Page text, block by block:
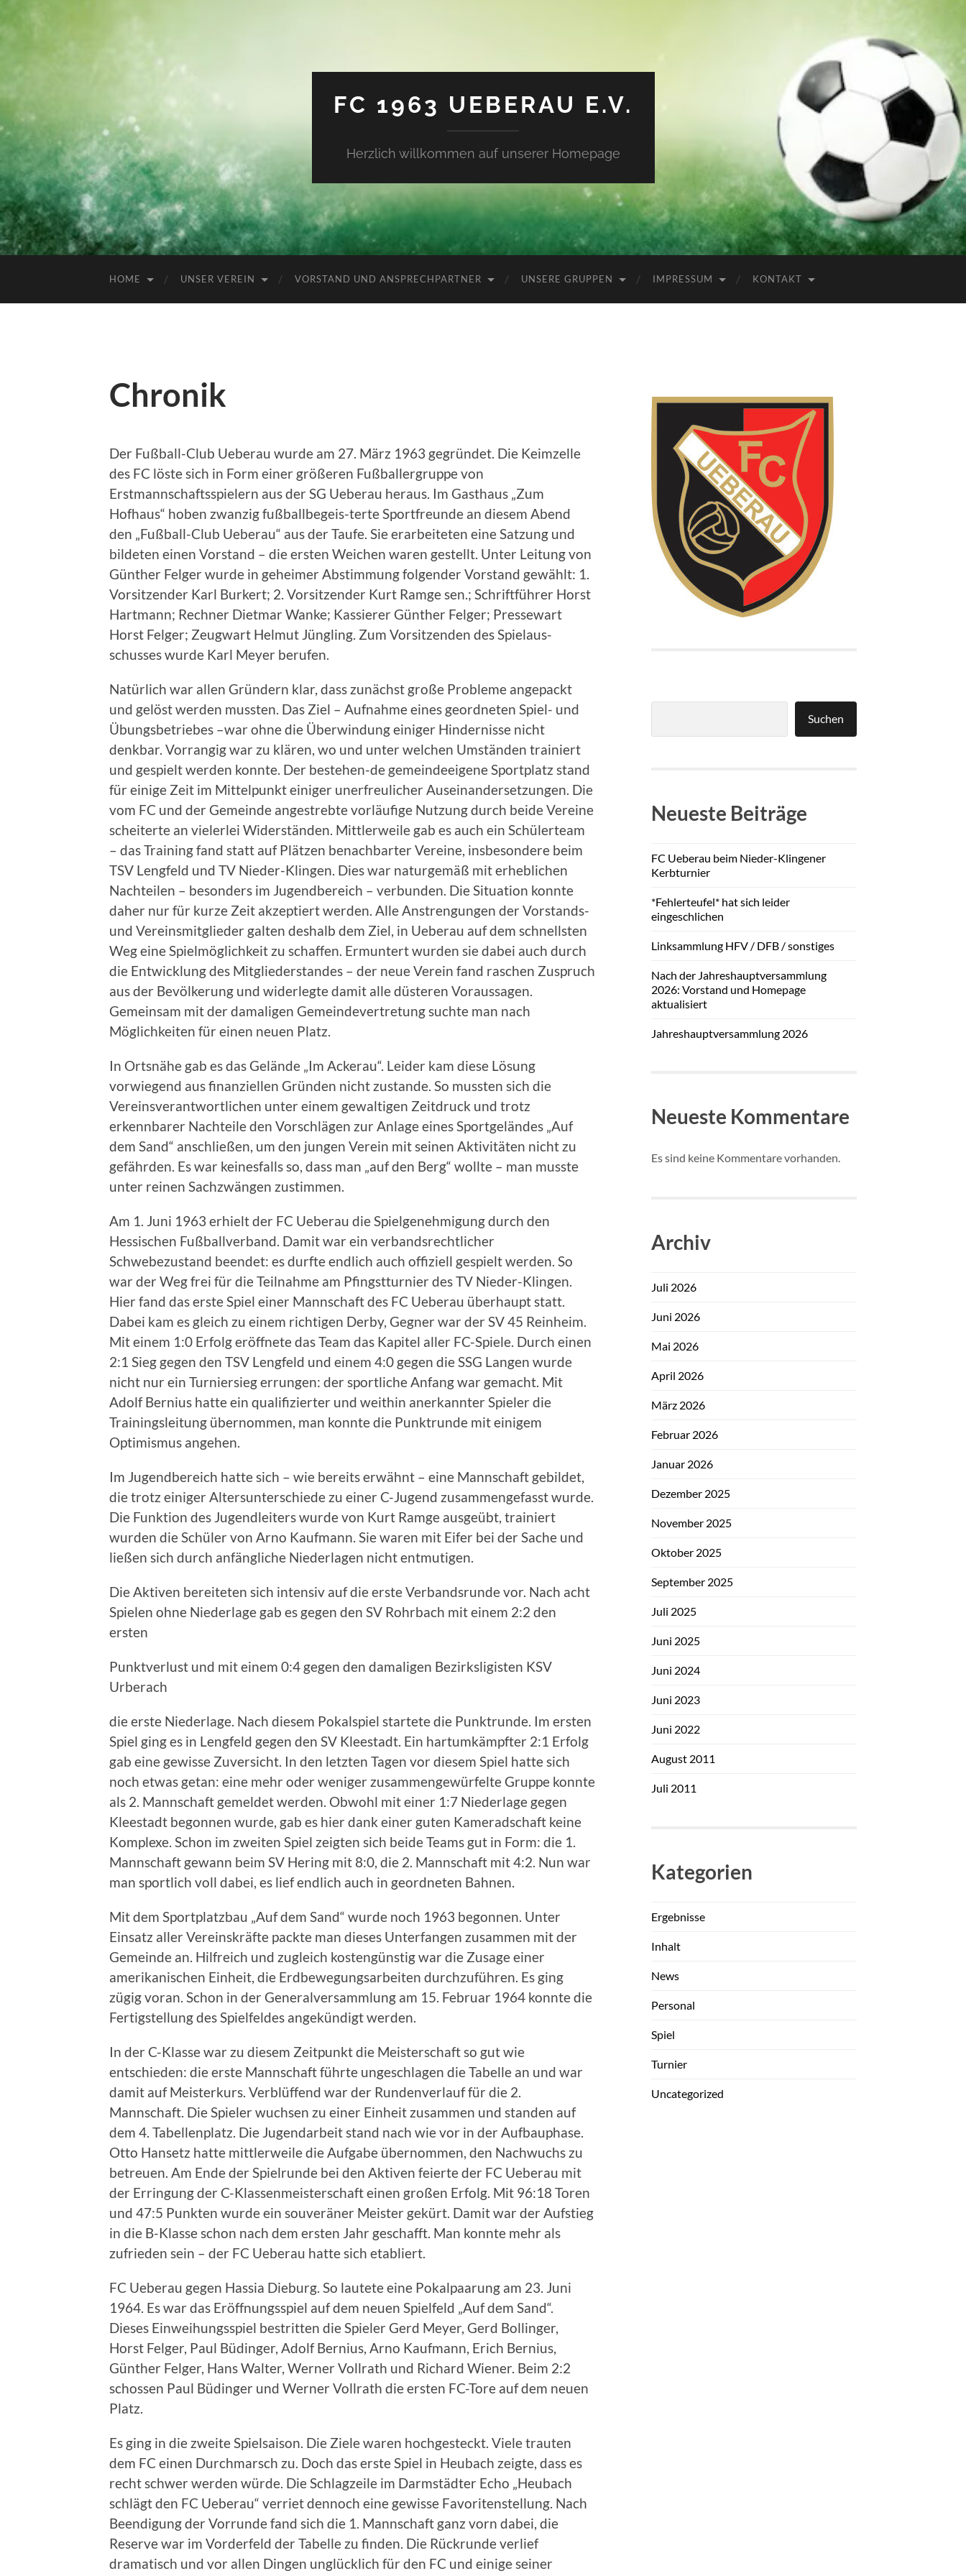
FC 1963 UEBERAU E.V.
Herzlich willkommen auf unserer Homepage
HOME UNSER VEREIN VORSTAND UND ANSPRECHPARTNER UNSERE GRUPPEN IMPRESSUM KONTAKT
Chronik
Der Fußball-Club Ueberau wurde am 27. März 1963 gegründet. Die Keimzelle
des FC löste sich in Form einer größeren Fußballergruppe von
Erstmannschaftsspielern aus der SG Ueberau heraus. Im Gasthaus „Zum
Hofhaus“ hoben zwanzig fußballbegeis-terte Sportfreunde an diesem Abend
den „Fußball-Club Ueberau“ aus der Taufe. Sie erarbeiteten eine Satzung und
bildeten einen Vorstand – die ersten Weichen waren gestellt. Unter Leitung von
Günther Felger wurde in geheimer Abstimmung folgender Vorstand gewählt: 1.
Vorsitzender Karl Burkert; 2. Vorsitzender Kurt Ramge sen.; Schriftführer Horst
Hartmann; Rechner Dietmar Wanke; Kassierer Günther Felger; Pressewart
Horst Felger; Zeugwart Helmut Jüngling. Zum Vorsitzenden des Spielaus-
schusses wurde Karl Meyer berufen.
Natürlich war allen Gründern klar, dass zunächst große Probleme angepackt
und gelöst werden mussten. Das Ziel – Aufnahme eines geordneten Spiel- und
Übungsbetriebes –war ohne die Überwindung einiger Hindernisse nicht
denkbar. Vorrangig war zu klären, wo und unter welchen Umständen trainiert
und gespielt werden konnte. Der bestehen-de gemeindeeigene Sportplatz stand
für einige Zeit im Mittelpunkt einiger unerfreulicher Auseinandersetzungen. Die
vom FC und der Gemeinde angestrebte vorläufige Nutzung durch beide Vereine
scheiterte an vielerlei Widerständen. Mittlerweile gab es auch ein Schülerteam
– das Training fand statt auf Plätzen benachbarter Vereine, insbesondere beim
TSV Lengfeld und TV Nieder-Klingen. Dies war naturgemäß mit erheblichen
Nachteilen – besonders im Jugendbereich – verbunden. Die Situation konnte
daher nur für kurze Zeit akzeptiert werden. Alle Anstrengungen der Vorstands-
und Vereinsmitglieder galten deshalb dem Ziel, in Ueberau auf dem schnellsten
Weg eine Spielmöglichkeit zu schaffen. Ermuntert wurden sie dabei auch durch
die Entwicklung des Mitgliederstandes – der neue Verein fand raschen Zuspruch
aus der Bevölkerung und widerlegte damit alle düsteren Voraussagen.
Gemeinsam mit der damaligen Gemeindevertretung suchte man nach
Möglichkeiten für einen neuen Platz.
In Ortsnähe gab es das Gelände „Im Ackerau“. Leider kam diese Lösung
vorwiegend aus finanziellen Gründen nicht zustande. So mussten sich die
Vereinsverantwortlichen unter einem gewaltigen Zeitdruck und trotz
erkennbarer Nachteile den Vorschlägen zur Anlage eines Sportgeländes „Auf
dem Sand“ anschließen, um den jungen Verein mit seinen Aktivitäten nicht zu
gefährden. Es war keinesfalls so, dass man „auf den Berg“ wollte – man musste
unter reinen Sachzwängen zustimmen.
Am 1. Juni 1963 erhielt der FC Ueberau die Spielgenehmigung durch den
Hessischen Fußballverband. Damit war ein verbandsrechtlicher
Schwebezustand beendet: es durfte endlich auch offiziell gespielt werden. So
war der Weg frei für die Teilnahme am Pfingstturnier des TV Nieder-Klingen.
Hier fand das erste Spiel einer Mannschaft des FC Ueberau überhaupt statt.
Dabei kam es gleich zu einem richtigen Derby, Gegner war der SV 45 Reinheim.
Mit einem 1:0 Erfolg eröffnete das Team das Kapitel aller FC-Spiele. Durch einen
2:1 Sieg gegen den TSV Lengfeld und einem 4:0 gegen die SSG Langen wurde
nicht nur ein Turniersieg errungen: der sportliche Anfang war gemacht. Mit
Adolf Bernius hatte ein qualifizierter und weithin anerkannter Spieler die
Trainingsleitung übernommen, man konnte die Punktrunde mit einigem
Optimismus angehen.
Im Jugendbereich hatte sich – wie bereits erwähnt – eine Mannschaft gebildet,
die trotz einiger Altersunterschiede zu einer C-Jugend zusammengefasst wurde.
Die Funktion des Jugendleiters wurde von Kurt Ramge ausgeübt, trainiert
wurden die Schüler von Arno Kaufmann. Sie waren mit Eifer bei der Sache und
ließen sich durch anfängliche Niederlagen nicht entmutigen.
Die Aktiven bereiteten sich intensiv auf die erste Verbandsrunde vor. Nach acht
Spielen ohne Niederlage gab es gegen den SV Rohrbach mit einem 2:2 den
ersten
Punktverlust und mit einem 0:4 gegen den damaligen Bezirksligisten KSV
Urberach
die erste Niederlage. Nach diesem Pokalspiel startete die Punktrunde. Im ersten
Spiel ging es in Lengfeld gegen den SV Kleestadt. Ein hartumkämpfter 2:1 Erfolg
gab eine gewisse Zuversicht. In den letzten Tagen vor diesem Spiel hatte sich
noch etwas getan: eine mehr oder weniger zusammengewürfelte Gruppe konnte
als 2. Mannschaft gemeldet werden. Obwohl mit einer 1:7 Niederlage gegen
Kleestadt begonnen wurde, gab es hier dank einer guten Kameradschaft keine
Komplexe. Schon im zweiten Spiel zeigten sich beide Teams gut in Form: die 1.
Mannschaft gewann beim SV Hering mit 8:0, die 2. Mannschaft mit 4:2. Nun war
man sportlich voll dabei, es lief endlich auch in geordneten Bahnen.
Mit dem Sportplatzbau „Auf dem Sand“ wurde noch 1963 begonnen. Unter
Einsatz aller Vereinskräfte packte man dieses Unterfangen zusammen mit der
Gemeinde an. Hilfreich und zugleich kostengünstig war die Zusage einer
amerikanischen Einheit, die Erdbewegungsarbeiten durchzuführen. Es ging
zügig voran. Schon in der Generalversammlung am 15. Februar 1964 konnte die
Fertigstellung des Spielfeldes angekündigt werden.
In der C-Klasse war zu diesem Zeitpunkt die Meisterschaft so gut wie
entschieden: die erste Mannschaft führte ungeschlagen die Tabelle an und war
damit auf Meisterkurs. Verblüffend war der Rundenverlauf für die 2.
Mannschaft. Die Spieler wuchsen zu einer Einheit zusammen und standen auf
dem 4. Tabellenplatz. Die Jugendarbeit stand nach wie vor in der Aufbauphase.
Otto Hansetz hatte mittlerweile die Aufgabe übernommen, den Nachwuchs zu
betreuen. Am Ende der Spielrunde bei den Aktiven feierte der FC Ueberau mit
der Erringung der C-Klassenmeisterschaft einen großen Erfolg. Mit 96:18 Toren
und 47:5 Punkten wurde ein souveräner Meister gekürt. Damit war der Aufstieg
in die B-Klasse schon nach dem ersten Jahr geschafft. Man konnte mehr als
zufrieden sein – der FC Ueberau hatte sich etabliert.
FC Ueberau gegen Hassia Dieburg. So lautete eine Pokalpaarung am 23. Juni
1964. Es war das Eröffnungsspiel auf dem neuen Spielfeld „Auf dem Sand“.
Dieses Einweihungsspiel bestritten die Spieler Gerd Meyer, Gerd Bollinger,
Horst Felger, Paul Büdinger, Adolf Bernius, Arno Kaufmann, Erich Bernius,
Günther Felger, Hans Walter, Werner Vollrath und Richard Wiener. Beim 2:2
schossen Paul Büdinger und Werner Vollrath die ersten FC-Tore auf dem neuen
Platz.
Es ging in die zweite Spielsaison. Die Ziele waren hochgesteckt. Viele trauten
dem FC einen Durchmarsch zu. Doch das erste Spiel in Heubach zeigte, dass es
recht schwer werden würde. Die Schlagzeile im Darmstädter Echo „Heubach
schlägt den FC Ueberau“ verriet dennoch eine gewisse Favoritenstellung. Nach
Beendigung der Vorrunde fand sich die 1. Mannschaft ganz vorn dabei, die
Reserve war im Vorderfeld der Tabelle zu finden. Die Rückrunde verlief
dramatisch und vor allen Dingen unglücklich für den FC und einige seiner
Suchen
Neueste Beiträge
FC Ueberau beim Nieder-Klingener
Kerbturnier
*Fehlerteufel* hat sich leider
eingeschlichen
Linksammlung HFV / DFB / sonstiges
Nach der Jahreshauptversammlung
2026: Vorstand und Homepage
aktualisiert
Jahreshauptversammlung 2026
Neueste Kommentare
Es sind keine Kommentare vorhanden.
Archiv
Juli 2026
Juni 2026
Mai 2026
April 2026
März 2026
Februar 2026
Januar 2026
Dezember 2025
November 2025
Oktober 2025
September 2025
Juli 2025
Juni 2025
Juni 2024
Juni 2023
Juni 2022
August 2011
Juli 2011
Kategorien
Ergebnisse
Inhalt
News
Personal
Spiel
Turnier
Uncategorized